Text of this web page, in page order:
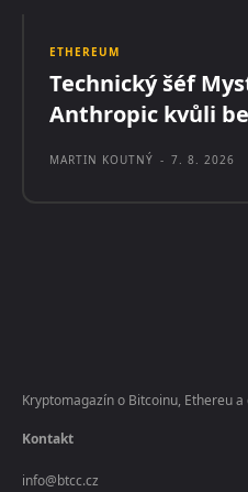
ETHEREUM
Technický šéf
Anthropic kvůli
MARTIN KOUTNÝ - 7. 8. 2026
Kryptomagazín o Bitcoinu, Ethereu
Kontakt
info@btcc.cz